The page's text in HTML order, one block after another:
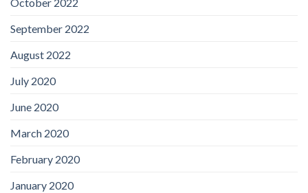
September 2022
August 2022
July 2020
June 2020
March 2020
February 2020
January 2020